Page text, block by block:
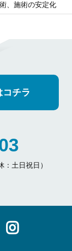
、施術の安定化
コチラ
土日祝日）